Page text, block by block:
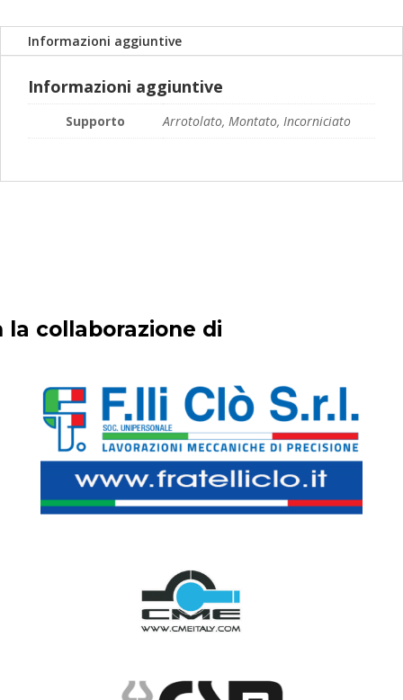
189,00€
Informazioni aggiuntive
Informazioni aggiuntive
Supporto Arrotolato, Montato, Incorniciato
la collaborazione di